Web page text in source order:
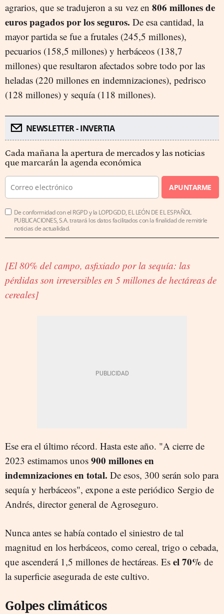
agrarios, que se tradujeron a su vez en 806 millones de
euros pagados por los seguros. De esa cantidad, la
mayor partida se fue a frutales (245,5 millones),
pecuarios (158,5 millones) y herbáceos (138,7
millones) que resultaron afectados sobre todo por las
heladas (220 millones en indemnizaciones), pedrisco
(128 millones) y sequía (118 millones).
NEWSLETTER - INVERTIA
Cada mañana la apertura de mercados y las noticias
que marcarán la agenda económica
APUNTARME
De conformidad con el RGPD y la LOPDGDD, EL LEÓN DE EL ESPAÑOL
PUBLICACIONES, S.A. tratará los datos facilitados con la finalidad de remitirle
noticias de actualidad.
[El 80% del campo, asfixiado por la sequía: las
pérdidas son irreversibles en 5 millones de hectáreas de
cereales]
Ese era el último récord. Hasta este año. "A cierre de
2023 estimamos unos 900 millones en
indemnizaciones en total. De esos, 300 serán solo para
sequía y herbáceos", expone a este periódico Sergio de
Andrés, director general de Agroseguro.
Nunca antes se había contado el siniestro de tal
magnitud en los herbáceos, como cereal, trigo o cebada,
que ascenderá 1,5 millones de hectáreas. Es el 70% de
la superficie asegurada de este cultivo.
Golpes climáticos